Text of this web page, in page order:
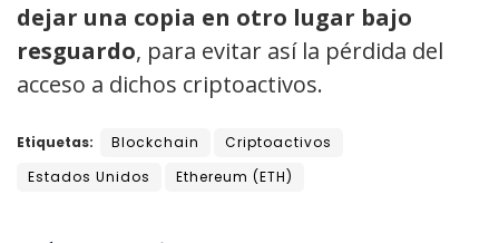
dejar una copia en otro lugar bajo
resguardo, para evitar así la pérdida del
acceso a dichos criptoactivos.
Etiquetas: Blockchain
Criptoactivos
Estados Unidos
Ethereum (ETH)